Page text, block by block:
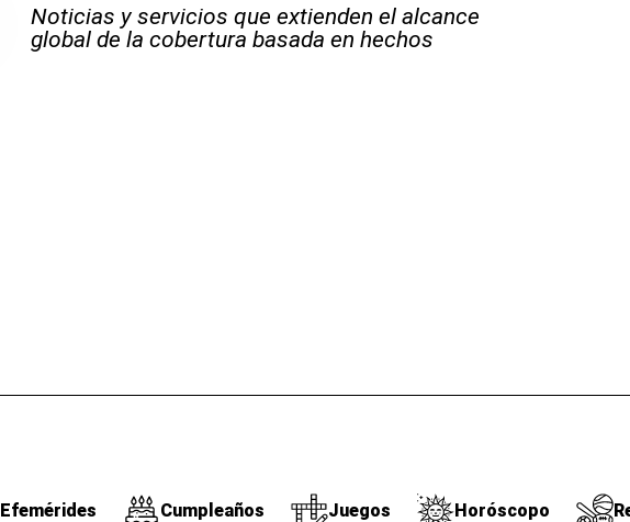
Noticias y servicios que extienden el alcance
global de la cobertura basada en hechos
Efemérides Cumpleaños Juegos Horóscopo